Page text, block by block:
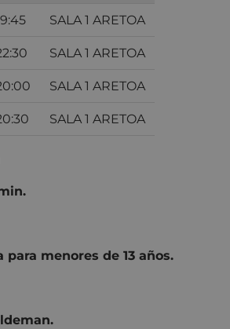
SALA 1 ARETOA
SALA 1 ARETOA
SALA 1 ARETOA
SALA 1 ARETOA
para menores de 13 años.